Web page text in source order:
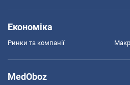
Економіка
Ринки та компанії
MedOboz